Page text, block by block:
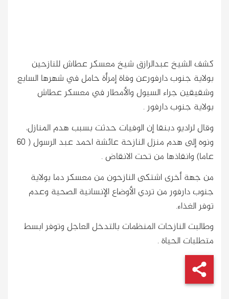
كشف الشيخ عبدالرازق شيخ معسكر عطاش للنازحين
بولاية جنوب دارفورعن وفاة إمرأة حامل في شهرها السابع
وشقيقين جراء السيول والأمطار في معسكر عطاش
بولاية جنوب دارفور .
وقال لراديو دبنقا إن الوفيات حدثت بسبب هدم المنازل،
ونوه إلى هدم منزل النازحة عائشة احمد عبد الرسول ( 60
عاما) وانقاذها من تحت الانقاض .
من جهة أخرى اشتكى النازحون من معسكر دما بولاية
جنوب دارفور من تردي الأوضاع الإنسانية الصحية وعدم
توفر الغذاء.
وطالبت النازحات المنظمات بالتدخل العاجل وتوفر ابسط
متطلبات الحياة .